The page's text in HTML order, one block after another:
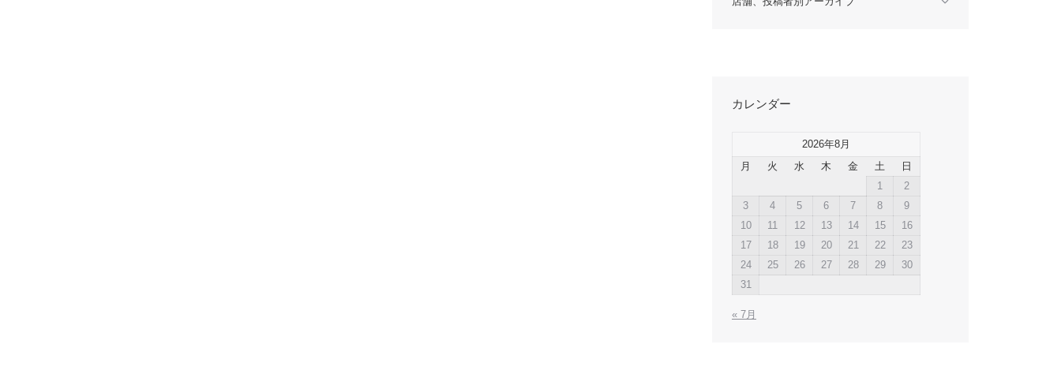
カレンダー
2026年8月
月
火 水 木 金 土
日
1
2
3
4 5 6 7 8
9
10
11 12 13 14 15
16
17
18 19 20 21 22
23
24
25 26 27 28 29
30
31
« 7月